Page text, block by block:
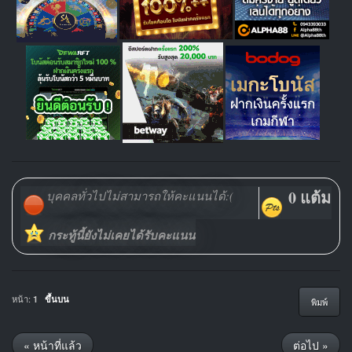
บุคคลทั่วไปไม่สามารถให้คะแนนได้:( 0 แต้ม
กระทู้นี้ยังไม่เคยได้รับคะแนน
พิมพ์
หน้า: 1 ขึ้นบน
« หน้าที่แล้ว ต่อไป »